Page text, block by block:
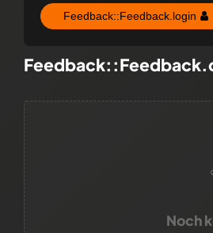
Feedback::Feedback.login
Noch